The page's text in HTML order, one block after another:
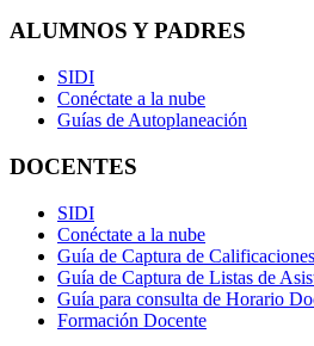
ALUMNOS Y PADRES
SIDI
Conéctate a la nube
Guías de Autoplaneación
DOCENTES
SIDI
Conéctate a la nube
Guía de Captura de Calificaciones
Guía de Captura de Listas de
Guía para consulta de Horario
Formación Docente